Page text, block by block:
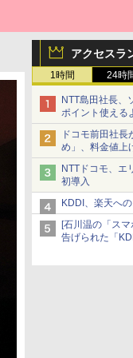
アクセスラ
1時間 24時
NTT島田社長、
ポイント使える
ドコモ前田社
め」、料金値上
NTTドコモ、エ
初導入
KDDI、楽天へ
[石川温の「ス
告げられた「
マップの落とし